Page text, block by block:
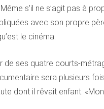
s’il ne s’agit pas à
avec son propre
le cinéma.
de ses quatre courts-
sera plusieurs
dont il rêvait enfant.